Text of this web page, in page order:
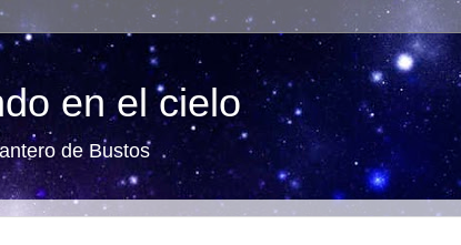
en el cielo
de Bustos